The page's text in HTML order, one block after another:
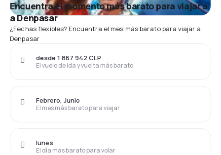
Encuentra el momento más barato para viajar a
a Denpasar
¿Fechas flexibles? Encuentra el mes más barato para viajar a
Denpasar
El vuelo de ida y vuelta más barato
desde 1 867 942 CLP
El mes más barato para viajar
Febrero, Junio
El día más barato para volar
lunes